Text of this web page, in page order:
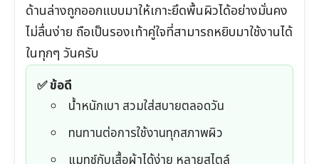
ด้านล่างถูกออกแบบมาให้เกาะยึดพื้นผิวได้อย่างมั่นคง
ไม่ลื่นง่าย ถือเป็นรองเท้าคู่ใจที่สามารถหยิบมาใช้งานได้
ในทุกๆ วันครับ
✅ ข้อดี
น้ำหนักเบา สวมใส่สบายตลอดวัน
ทนทานต่อการใช้งานทุกสภาพผิว
แมทช์กับเสื้อผ้าได้ง่าย หลายสไตล์